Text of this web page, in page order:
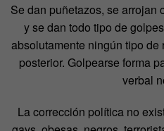
Se dan puñetazos, se arrojan
y se dan todo tipo de
absolutamente ningún tipo de
posterior. Golpearse forma
verbal
La corrección política no